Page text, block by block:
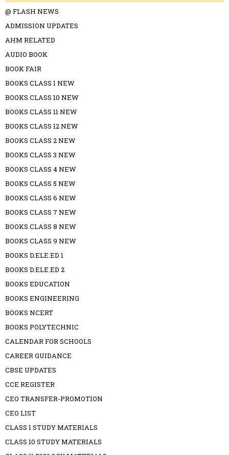
@ FLASH NEWS
ADMISSION UPDATES
AHM RELATED
AUDIO BOOK
BOOK FAIR
BOOKS CLASS 1 NEW
BOOKS CLASS 10 NEW
BOOKS CLASS 11 NEW
BOOKS CLASS 12 NEW
BOOKS CLASS 2 NEW
BOOKS CLASS 3 NEW
BOOKS CLASS 4 NEW
BOOKS CLASS 5 NEW
BOOKS CLASS 6 NEW
BOOKS CLASS 7 NEW
BOOKS CLASS 8 NEW
BOOKS CLASS 9 NEW
BOOKS D.ELE.ED 1
BOOKS D.ELE.ED 2
BOOKS EDUCATION
BOOKS ENGINEERING
BOOKS NCERT
BOOKS POLYTECHNIC
CALENDAR FOR SCHOOLS
CAREER GUIDANCE
CBSE UPDATES
CCE REGISTER
CEO TRANSFER-PROMOTION
CEO LIST
CLASS 1 STUDY MATERIALS
CLASS 10 STUDY MATERIALS